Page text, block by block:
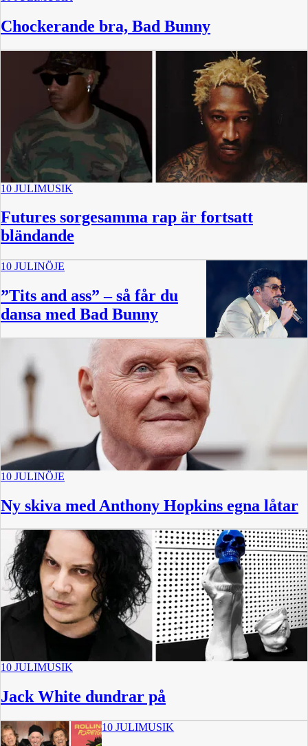
Chockerande bra, Bad Bunny
10 JULIMUSIK
Futures sorgesamma rap är fortsatt
bländande
10 JULINÖJE
”Tits and ass” – så får du
dansa med Bad Bunny
10 JULINÖJE
Ny skiva med Anthony Hopkins egna låtar
10 JULIMUSIK
Jack White dundrar på
10 JULIMUSIK